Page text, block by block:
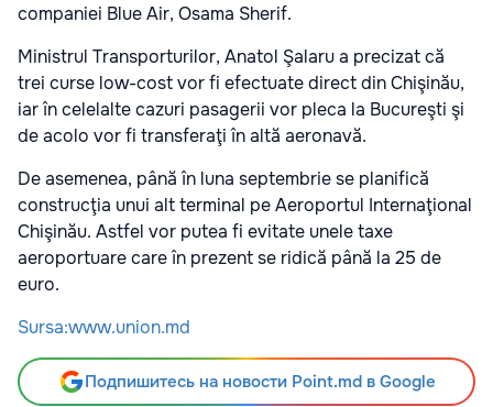
companiei Blue Air, Osama Sherif.
Ministrul Transporturilor, Anatol Şalaru a precizat că
trei curse low-cost vor fi efectuate direct din Chişinău,
iar în celelalte cazuri pasagerii vor pleca la Bucureşti şi
de acolo vor fi transferaţi în altă aeronavă.
De asemenea, până în luna septembrie se planifică
construcţia unui alt terminal pe Aeroportul Internaţional
Chişinău. Astfel vor putea fi evitate unele taxe
aeroportuare care în prezent se ridică până la 25 de
euro.
Sursa:www.union.md
Подпишитесь на новости Point.md в Google